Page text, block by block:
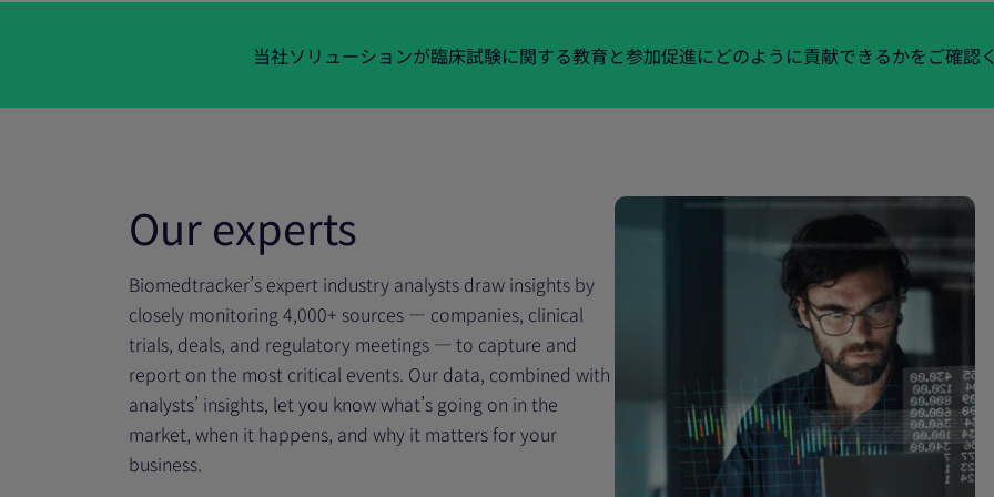
当社ソリューションが臨床試験に関する教育と参加促進にどのように貢献できるかをご確認
Our experts
Biomedtracker’s expert industry analysts draw insights by
closely monitoring 4,000+ sources — companies, clinical
trials, deals, and regulatory meetings — to capture and
report on the most critical events. Our data, combined with
analysts’ insights, let you know what’s going on in the
market, when it happens, and why it matters for your
business.